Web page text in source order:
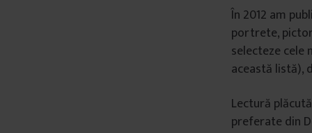
În 2012 am
portrete,
selecteze cele
această listă),
Lectură
preferate din